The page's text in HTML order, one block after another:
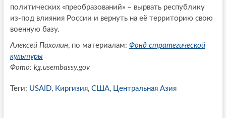
политических «преобразований» – вырвать республику
из-под влияния России и вернуть на её территорию свою
военную базу.
Алексей Пахолин, по материалам: Фонд стратегической
культуры
Фото: kg.usembassy.gov
Теги: USAID, Киргизия, США, Центральная Азия